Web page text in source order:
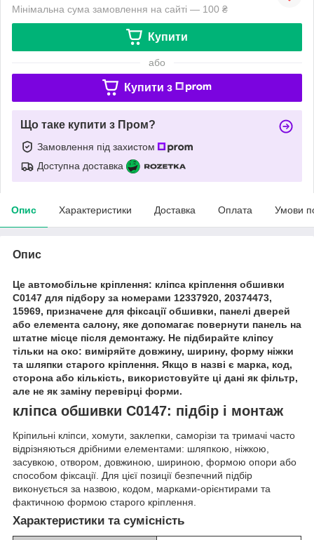
Мінімальна сума замовлення на сайті — 100 ₴
Купити
або
Купити з
Що таке купити з Пром?
Замовлення під захистом
Доступна доставка
Опис Характеристики Доставка Оплата Умови
Опис
Це автомобільне кріплення: кліпса кріплення обшивки
C0147 для підбору за номерами 12337920, 20374473,
15969, призначене для фіксації обшивки, панелі дверей
або елемента салону, яке допомагає повернути панель на
штатне місце після демонтажу. Не підбирайте кліпсу
тільки на око: виміряйте довжину, ширину, форму ніжки
та шляпки старого кріплення. Якщо в назві є марка, код,
сторона або кількість, використовуйте ці дані як фільтр,
але не як заміну перевірці форми.
кліпса обшивки C0147: підбір і монтаж
Кріпильні кліпси, хомути, заклепки, саморізи та тримачі часто
відрізняються дрібними елементами: шляпкою, ніжкою,
засувкою, отвором, довжиною, шириною, формою опори або
способом фіксації. Для цієї позиції безпечний підбір
виконується за назвою, кодом, марками-орієнтирами та
фактичною формою старого кріплення.
Характеристики та сумісність